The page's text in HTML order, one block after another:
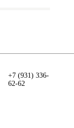
+7 (931) 336-
62-62